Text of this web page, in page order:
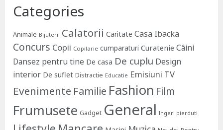
Categories
Animale Bijuterii Calatorii Caritate Casa Ibacka
Concurs Copii Copilarie cumparaturi Curatenie Câini
Dansez pentru tine De casa De cuplu Design
interior De suflet Distractie Educatie Emisiuni TV
Evenimente Familie Fashion Film
Frumusete Gadget General Ingeri pierduti